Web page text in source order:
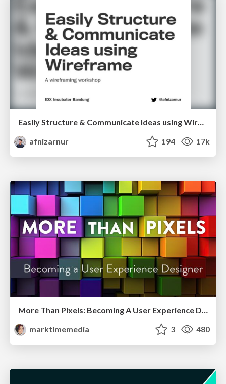
Easily Structure & Communicate Ideas using Wireframe
afnizarnur
194 17k
More Than Pixels: Becoming A User Experience Designer
marktimemedia
3 480